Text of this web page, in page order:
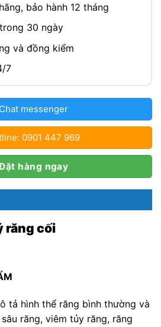
bảo hành 12 tháng
30 ngày
và đồng kiểm
7
Chat messenger
0901 447 969
hàng ngay
răng cối
tả hình thể răng bình thường và
răng, viêm tủy răng, răng